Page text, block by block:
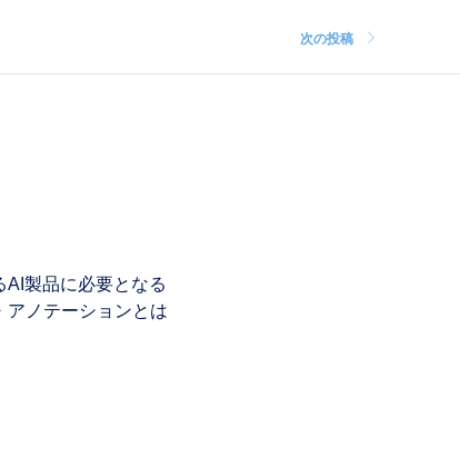
次の投稿
AI製品に必要となる
アノテーションとは